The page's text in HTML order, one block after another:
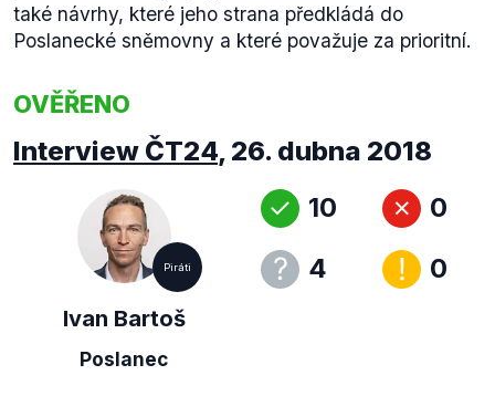
také návrhy, které jeho strana předkládá do
Poslanecké sněmovny a které považuje za prioritní.
OVĚŘENO
Interview ČT24, 26. dubna 2018
Piráti
Ivan Bartoš
Poslanec
10
4
0
0